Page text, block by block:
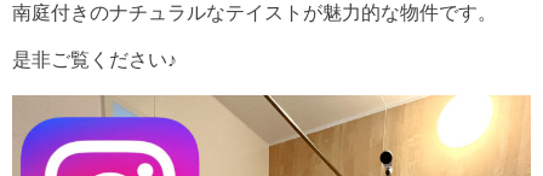
南庭付きのナチュラルなテイストが魅力的な物件です。
是非ご覧ください♪